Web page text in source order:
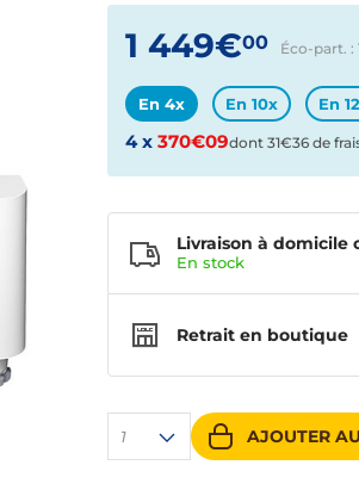
1 449€00 Éco-part. :
En 4x En 10x En
4 x 370€09dont 31€36 de
1 AJOUTER
Livraison à domicile
En stock
Retrait en boutique